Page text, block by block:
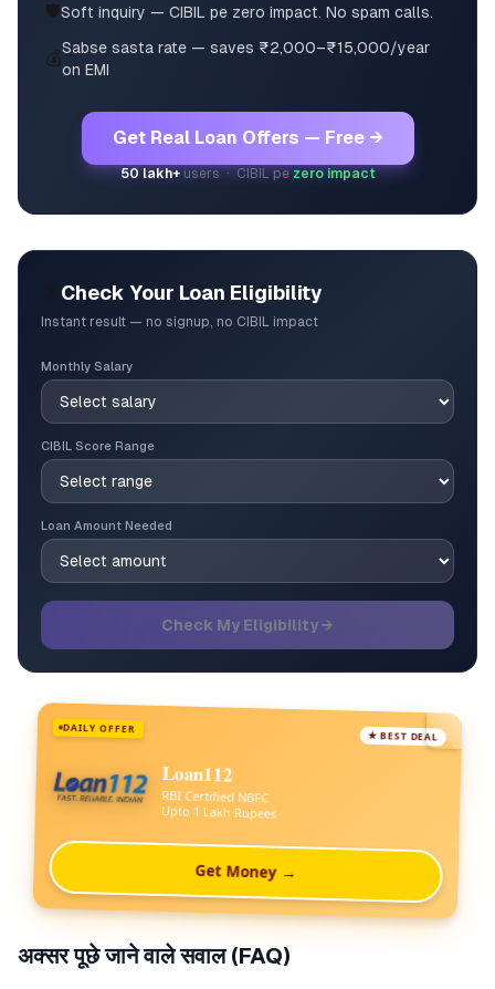
🛡️Soft inquiry — CIBIL pe zero impact. No spam calls.
💰Sabse sasta rate — saves ₹2,000–₹15,000/year
on EMI
Get Real Loan Offers — Free →
50 lakh+users · CIBIL pezero impact
Check Your Loan Eligibility
Instant result — no signup, no CIBIL impact
Monthly Salary
CIBIL Score Range
Loan Amount Needed
Check My Eligibility →
DAILY OFFER
★ BEST DEAL
Loan112
RBI Certified NBFC
Upto 1 Lakh Rupees
Get Money →
अक्सर पूछे जाने वाले सवाल (FAQ)